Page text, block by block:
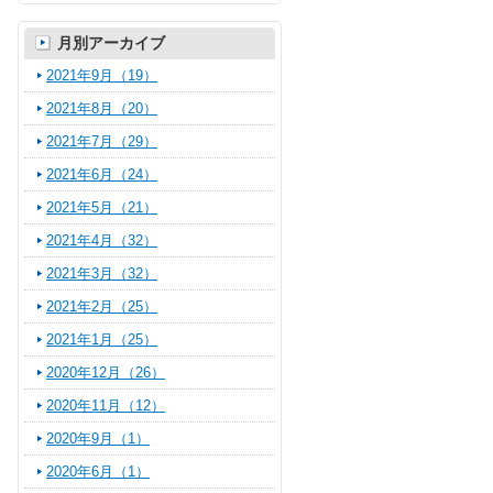
月別アーカイブ
2021年9月（19）
2021年8月（20）
2021年7月（29）
2021年6月（24）
2021年5月（21）
2021年4月（32）
2021年3月（32）
2021年2月（25）
2021年1月（25）
2020年12月（26）
2020年11月（12）
2020年9月（1）
2020年6月（1）